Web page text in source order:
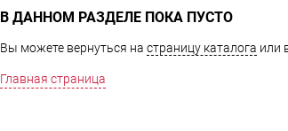
В ДАННОМ РАЗДЕЛЕ ПОКА ПУСТО
Вы можете вернуться на страницу каталога или
Главная страница